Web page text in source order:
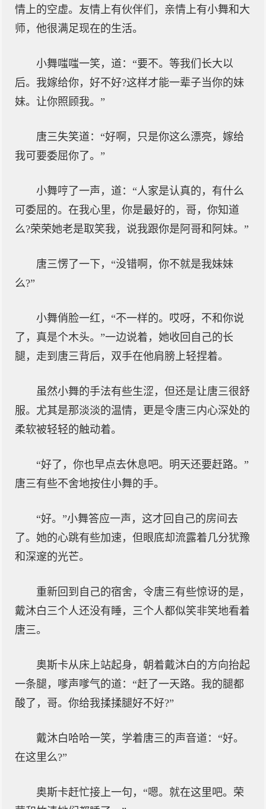
情上的空虚。友情上有伙伴们，亲情上有小舞和大
师，他很满足现在的生活。
小舞嗤嗤一笑，道：“要不。等我们长大以
后。我嫁给你，好不好?这样才能一辈子当你的妹
妹。让你照顾我。”
唐三失笑道：“好啊，只是你这么漂亮，嫁给
我可要委屈你了。”
小舞哼了一声，道：“人家是认真的，有什么
可委屈的。在我心里，你是最好的，哥，你知道
么?荣荣她老是取笑我，说我跟你是阿哥和阿妹。”
唐三愣了一下，“没错啊，你不就是我妹妹
么?”
小舞俏脸一红，“不一样的。哎呀，不和你说
了，真是个木头。”一边说着，她收回自己的长
腿，走到唐三背后，双手在他肩膀上轻捏着。
虽然小舞的手法有些生涩，但还是让唐三很舒
服。尤其是那淡淡的温情，更是令唐三内心深处的
柔软被轻轻的触动着。
“好了，你也早点去休息吧。明天还要赶路。”
唐三有些不舍地按住小舞的手。
“好。”小舞答应一声，这才回自己的房间去
了。她的心跳有些加速，但眼底却流露着几分犹豫
和深邃的光芒。
重新回到自己的宿舍，令唐三有些惊讶的是，
戴沐白三个人还没有睡，三个人都似笑非笑地看着
唐三。
奥斯卡从床上站起身，朝着戴沐白的方向抬起
一条腿，嗲声嗲气的道：“赶了一天路。我的腿都
酸了，哥。你给我揉揉腿好不好?”
戴沐白哈哈一笑，学着唐三的声音道：“好。
在这里么?”
奥斯卡赶忙接上一句，“嗯。就在这里吧。荣